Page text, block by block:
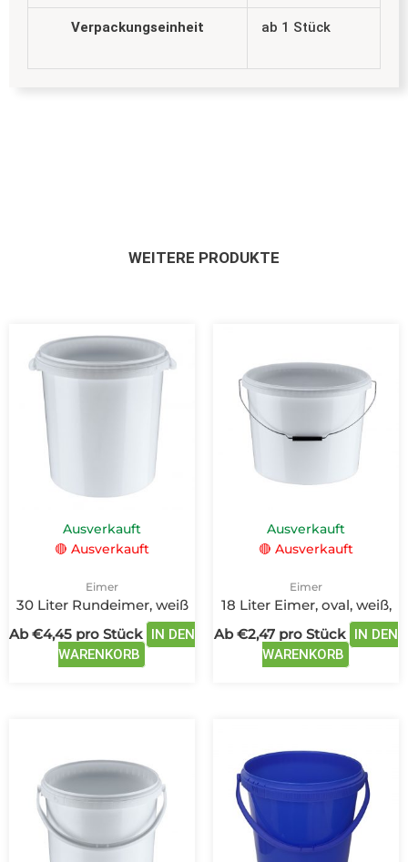
Verpackungseinheit ab 1 Stück
WEITERE PRODUKTE
Ausverkauft
🔴 Ausverkauft
Eimer
30 Liter Rundeimer, weiß
Ab€4,45 pro Stück
IN DEN
WARENKORB
Produkt
weist
mehrere
Varianten
auf.
Die
Optionen
Produktseite
Ausverkauft
🔴 Ausverkauft
Eimer
18 Liter Eimer, oval, weiß,
Ab€2,47 pro Stück
IN DEN
WARENKORB
weist
mehrere
auf.
Die
weist
mehrere
Varianten
auf.
weist
mehrere
auf.
Die